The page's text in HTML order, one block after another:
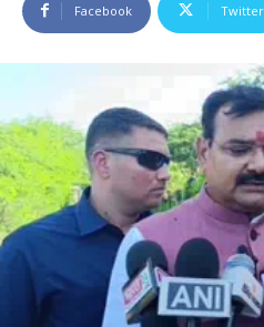
Facebook Twitter